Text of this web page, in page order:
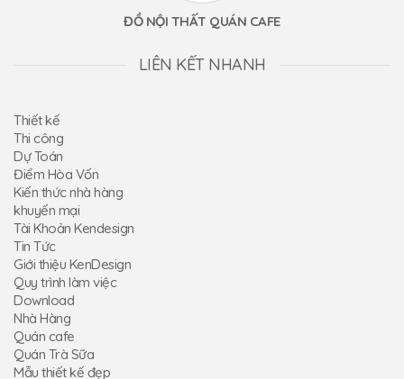
ĐỒ NỘI THẤT QUÁN CAFE
LIÊN KẾT NHANH
Thiết kế
Thi công
Dự Toán
Điểm Hòa Vốn
Kiến thức nhà hàng
khuyến mại
Tài Khoản Kendesign
Tin Tức
Giới thiệu KenDesign
Quy trình làm việc
Download
Nhà Hàng
Quán cafe
Quán Trà Sữa
Mẫu thiết kế đẹp